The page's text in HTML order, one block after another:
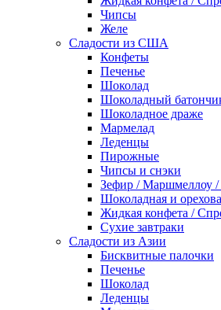
Чипсы
Желе
Сладости из США
Конфеты
Печенье
Шоколад
Шоколадный
Шоколадное драже
Мармелад
Леденцы
Пирожные
Чипсы и снэки
Зефир / Маршмеллоу /
Шоколадная и
Жидкая конфета /
Сухие завтраки
Сладости из Азии
Бисквитные палочки
Печенье
Шоколад
Леденцы